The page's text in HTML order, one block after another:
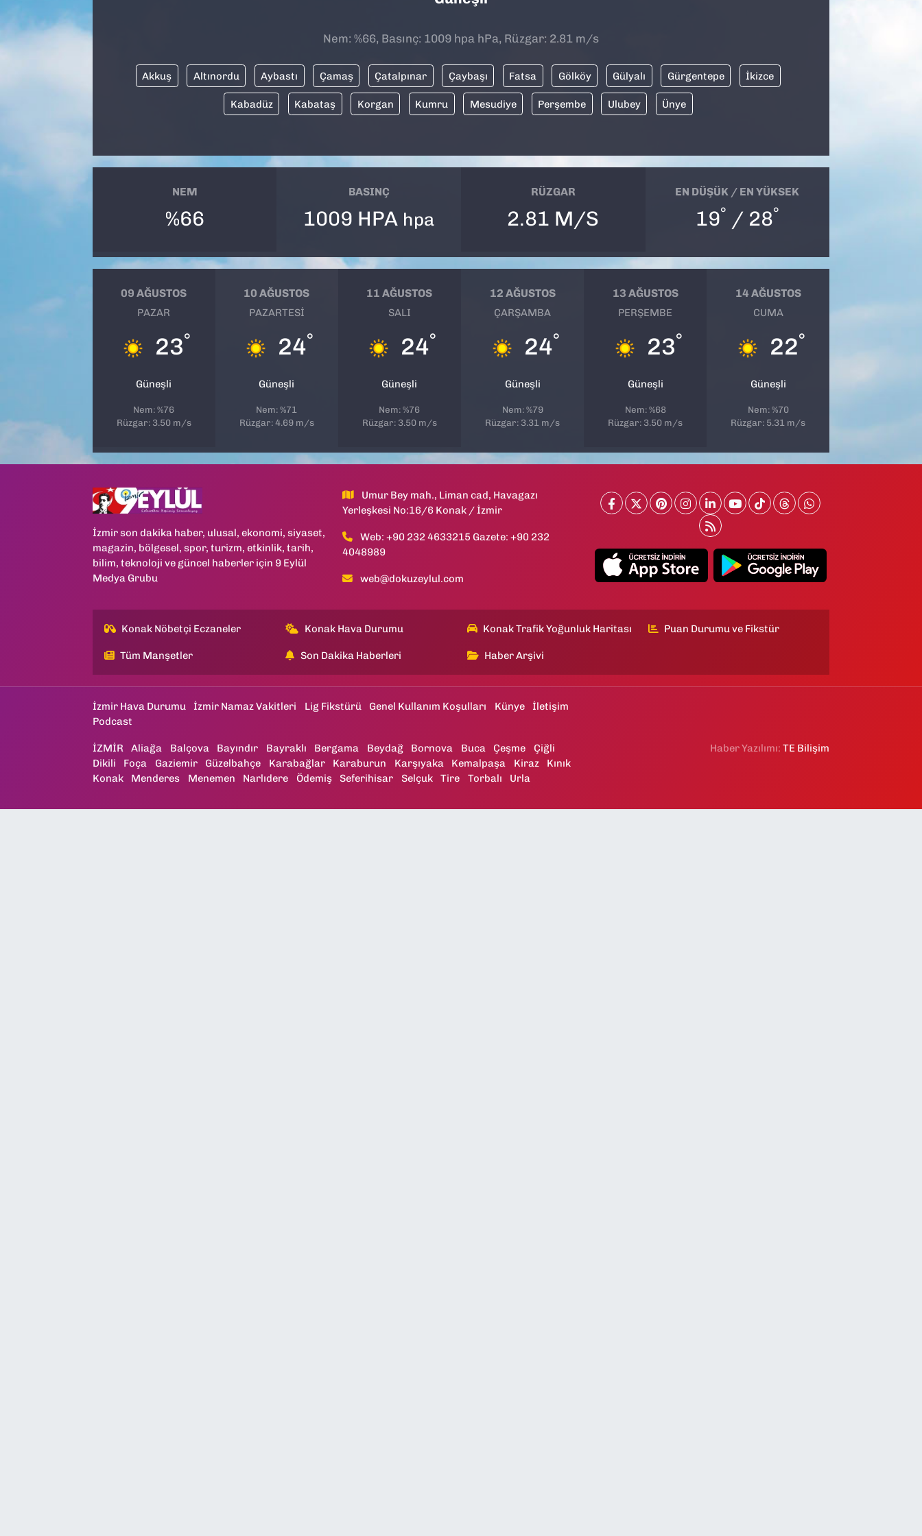
Nem: %66, Basınç: 1009 hpa hPa, Rüzgar: 2.81 m/s
Akkuş Altınordu Aybastı Çamaş Çatalpınar Çaybaşı Fatsa Gölköy Gülyalı Gürgentepe İkizce
Kabadüz Kabataş Korgan Kumru Mesudiye Perşembe Ulubey Ünye
NEM
%66
BASINÇ
1009 HPA hpa
RÜZGAR
2.81 M/S
EN DÜŞÜK / EN YÜKSEK
19° / 28°
09 AĞUSTOS
PAZAR
23°
Güneşli
Nem: %76
Rüzgar: 3.50 m/s
10 AĞUSTOS
PAZARTESI
24°
Güneşli
Nem: %71
Rüzgar: 4.69 m/s
11 AĞUSTOS
SALI
24°
Güneşli
Nem: %76
Rüzgar: 3.50 m/s
12 AĞUSTOS
ÇARŞAMBA
24°
Güneşli
Nem: %79
Rüzgar: 3.31 m/s
13 AĞUSTOS
PERŞEMBE
23°
Güneşli
Nem: %68
Rüzgar: 3.50 m/s
14 AĞUSTOS
CUMA
22°
Güneşli
Nem: %70
Rüzgar: 5.31 m/s
İzmir son dakika haber, ulusal, ekonomi, siyaset,
magazin, bölgesel, spor, turizm, etkinlik, tarih,
bilim, teknoloji ve güncel haberler için 9 Eylül
Medya Grubu
Umur Bey mah., Liman cad, Havagazı
Yerleşkesi No:16/6 Konak / İzmir
Web: +90 232 4633215 Gazete: +90 232
4048989
web@dokuzeylul.com
Konak Nöbetçi Eczaneler Konak Hava Durumu Konak Trafik Yoğunluk Haritası Puan Durumu ve Fikstür
Tüm Manşetler Son Dakika Haberleri Haber Arşivi
İzmir Hava Durumu İzmir Namaz Vakitleri Lig Fikstürü Genel Kullanım Koşulları Künye
İletişim
Podcast
İZMİR Aliağa Balçova Bayındır Bayraklı Bergama Beydağ Bornova Buca Çeşme
Çiğli
Dikili
Foça Gaziemir Güzelbahçe Karabağlar Karaburun Karşıyaka Kemalpaşa Kiraz
Kınık
Konak
Menderes Menemen Narlıdere Ödemiş Seferihisar Selçuk Tire Torbalı Urla
Haber Yazılımı:TE Bilişim
SAĞLIK
YEREL YÖNETİMLER